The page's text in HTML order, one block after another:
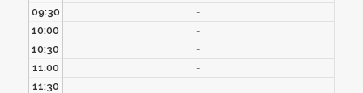
09:30
-
10:00
-
10:30
-
11:00
-
11:30
-